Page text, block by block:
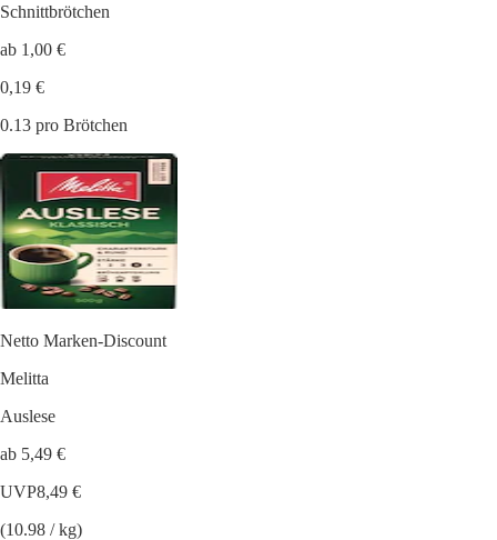
Schnittbrötchen
ab 1,00 €
0,19 €
0.13 pro Brötchen
Netto Marken-Discount
Melitta
Auslese
ab 5,49 €
UVP8,49 €
(10.98 / kg)